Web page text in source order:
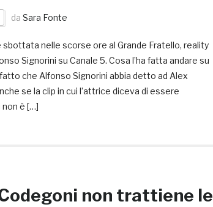
da Sara Fonte
sbottata nelle scorse ore al Grande Fratello, reality
Signorini su Canale 5. Cosa l’ha fatta andare su
che Alfonso Signorini abbia detto ad Alex
se la clip in cui l’attrice diceva di essere
è […]
non trattiene le